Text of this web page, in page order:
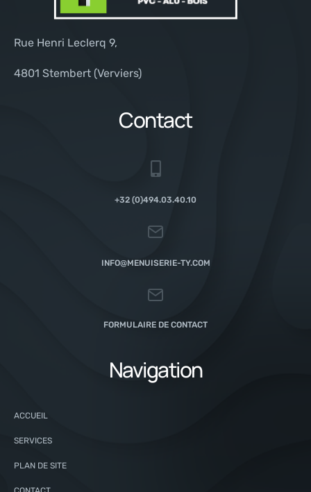
Rue Henri Leclerq 9,
4801 Stembert (Verviers)
Contact
+32 (0)494.03.40.10
INFO@MENUISERIE-TY.COM
FORMULAIRE DE CONTACT
Navigation
ACCUEIL
SERVICES
PLAN DE SITE